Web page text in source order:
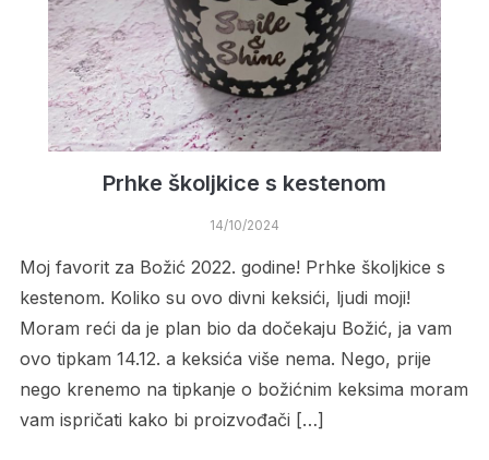
Prhke školjkice s kestenom
14/10/2024
Moj favorit za Božić 2022. godine! Prhke školjkice s
kestenom. Koliko su ovo divni keksići, ljudi moji!
Moram reći da je plan bio da dočekaju Božić, ja vam
ovo tipkam 14.12. a keksića više nema. Nego, prije
nego krenemo na tipkanje o božićnim keksima moram
vam ispričati kako bi proizvođači […]